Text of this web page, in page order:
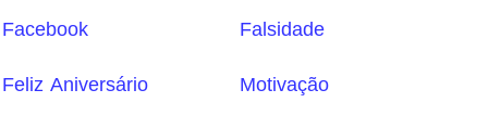
Facebook Falsidade
Feliz Aniversário Motivação